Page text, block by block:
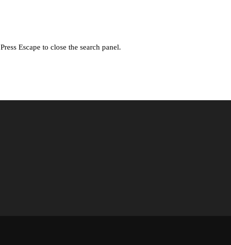
Press Escape to close the search panel.